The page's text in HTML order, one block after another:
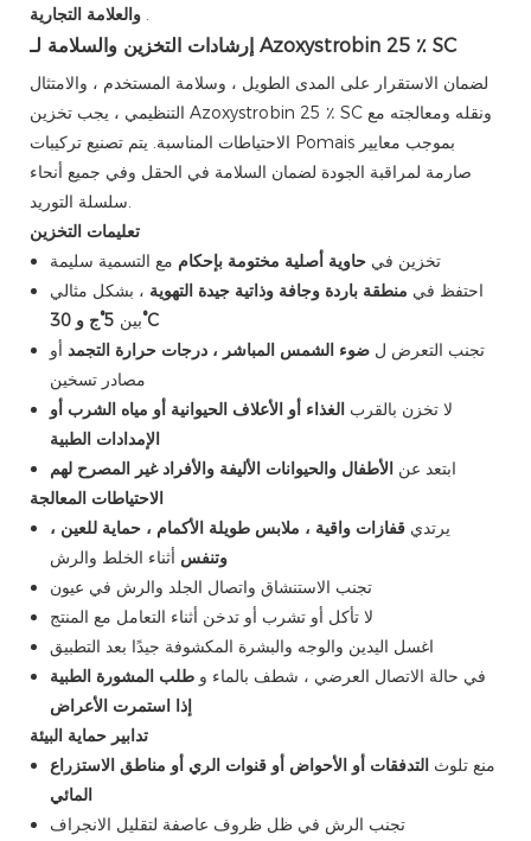
.
إرشادات التخزين والسلامة لـ Azoxystrobin 25 ٪ SC
لضمان الاستقرار على المدى الطويل ، وسلامة المستخدم ، والامتثال
التنظيمي ، يجب تخزين Azoxystrobin 25 ٪ SC ونقله ومعالجته مع
الاحتياطات المناسبة. يتم تصنيع تركيبات Pomais بموجب معايير
صارمة لمراقبة الجودة لضمان السلامة في الحقل وفي جميع أنحاء
سلسلة التوريد.
تعليمات التخزين
تخزين فيحاوية أصلية مختومة بإحكام مع التسمية سليمة
احتفظ في منطقة باردة وجافة وذاتية جيدة التهوية ، بشكل مثالي
بين5°ج و 30°C
تجنب التعرض لضوء الشمس المباشر ، درجات حرارة التجمد أو
مصادر تسخين
لا تخزن بالقرب الغذاء أو الأعلاف الحيوانية أو مياه الشرب أو
الإمدادات الطبية
ابتعد عن الأطفال والحيوانات الأليفة والأفراد غير المصرح لهم
الاحتياطات المعالجة
يرتديقفازات واقية ، ملابس طويلة الأكمام ، حماية للعين ،
وتنفس أثناء الخلط والرش
تجنب الاستنشاق واتصال الجلد والرش في عيون
لا تأكل أو تشرب أو تدخن أثناء التعامل مع المنتج
اغسل اليدين والوجه والبشرة المكشوفة جيدًا بعد التطبيق
في حالة الاتصال العرضي ، شطف بالماء وطلب المشورة الطبية
إذا استمرت الأعراض
تدابير حماية البيئة
منع تلوث التدفقات أو الأحواض أو قنوات الري أو مناطق الاستزراع
المائي
تجنب الرش في ظل ظروف عاصفة لتقليل الانجراف